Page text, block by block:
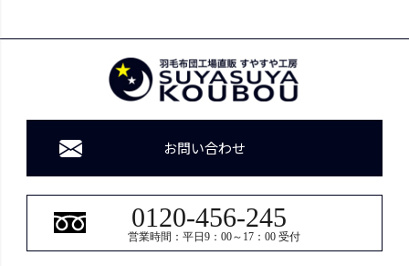
お問い合わせ
0120-456-245
営業時間：平日9：00～17：00 受付